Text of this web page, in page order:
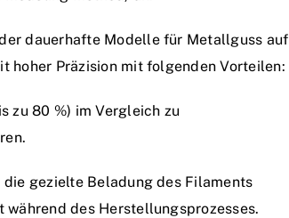
dauerhafte Modelle für Metallguss auf
hoher Präzision mit folgenden Vorteilen:
zu 80 %) im Vergleich zu
die gezielte Beladung des Filaments
des Herstellungsprozesses.